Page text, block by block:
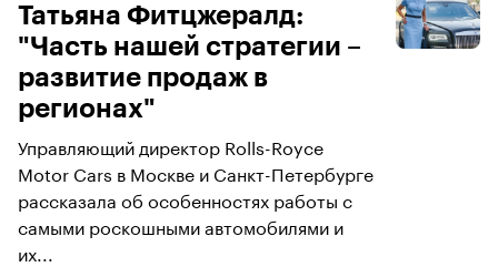
Татьяна Фитцжералд:
"Часть нашей стратегии –
развитие продаж в
регионах"
Управляющий директор Rolls-Royce
Motor Cars в Москве и Санкт-Петербурге
рассказала об особенностях работы с
самыми роскошными автомобилями и
их...